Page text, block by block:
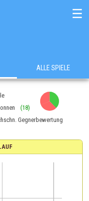
☰
ALLE SPIELE
(18)
Gegnerbewertung